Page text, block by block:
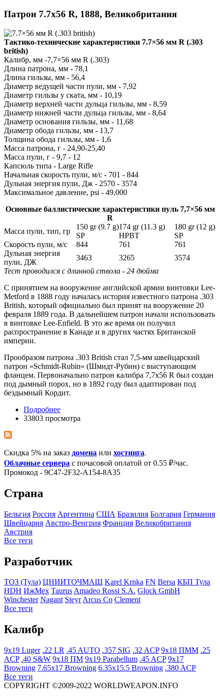
Патрон 7.7x56 R, 1888, Великобритания
Тактико-технические характеристики 7.7×56 мм R (.303
british)
Калибр, мм -7,7×56 мм R (.303)
Длина патрона, мм - 78,1
Длина гильзы, мм - 56,4
Диаметр ведущей части пули, мм - 7,92
Диаметр гильзы у ската, мм - 10,19
Диаметр верхней части дульца гильзы, мм - 8,59
Диаметр нижней части дульца гильзы, мм - 8,64
Диаметр основания гильзы, мм - 11,68
Диаметр обода гильзы, мм - 13,7
Толщина обода гильзы, мм - 1,6
Масса патрона, г - 24,90-25,40
Масса пули, г - 9,7 - 12
Капсюль типа - Large Rifle
Начальная скорость пули, м/с - 701 - 844
Дульная энергия пули, Дж - 2570 - 3574
Максимальное давление, psi - 49,000
Основные баллистические характеристики пуль 7,7×56 мм
R
Масса пули, тип, гр
150 gr (9.7 g)
SP
174 gr (11.3 g)
HPBT
180 gr (12 g)
SP
Скорость пули, м/с
844 761
761
Дульная энергия
пули, ДЖ
3463 3265
3574
Тест проводился с длинной ствола - 24 дюйма
С принятием на вооружение английской армии винтовки Lee-
Metford в 1888 году началась история известного патрона .303
British, который официально был принят на вооружение 20
февраля 1889 года. В дальнейшем патрон начали использовать
в винтовке Lee-Enfield. В это же время он получил
распространение в Канаде и в других частях Британской
империи.
Прообразом патрона .303 British стал 7,5-мм швейцарский
патрон «Schmidt-Rubin» (Шмидт-Рубин) с выступающим
фланцем. Первоначально патрон калибра 7,7x56 R был создан
под дымный порох, но в 1892 году был адаптирован под
бездымный Кордит.
Подробнее
33803 просмотра
Скидка 5% на заказ домена или хостинга.
Облачные сервера с почасовой оплатой от 0.55 ₽/час.
Промокод - 9C47-2F32-A154-8A35
Страна
Бельгия Росcия Аргентина США Бразилия Болгария Германия
Швейцария Австро-Венгрия Франция Великобритания
Австрия
Все теги
Разработчик
ТОЗ (Тула) ЦНИИТОЧМАШ Karel Krnka FN Bersa КБП Тула
HDH ИжМех TaurusAmadeo Rossi S.A. Glock GmbH
Winchester Nagant SteyrArcus Co Clement
Все теги
Калибр
9x19 Luger .22 LR .45 AUTO .357 SIG .32 ACP 9x18 ПММ .25
ACP .40 S&W 9x18 ПМ 9x19 Parabellum .45 ACP 9x17
Browning 7.65x17 Browning 6.35x15.5 Browning .380 ACP
Все теги
COPYRIGHT ©2009-2022 WORLDWEAPON.INFO